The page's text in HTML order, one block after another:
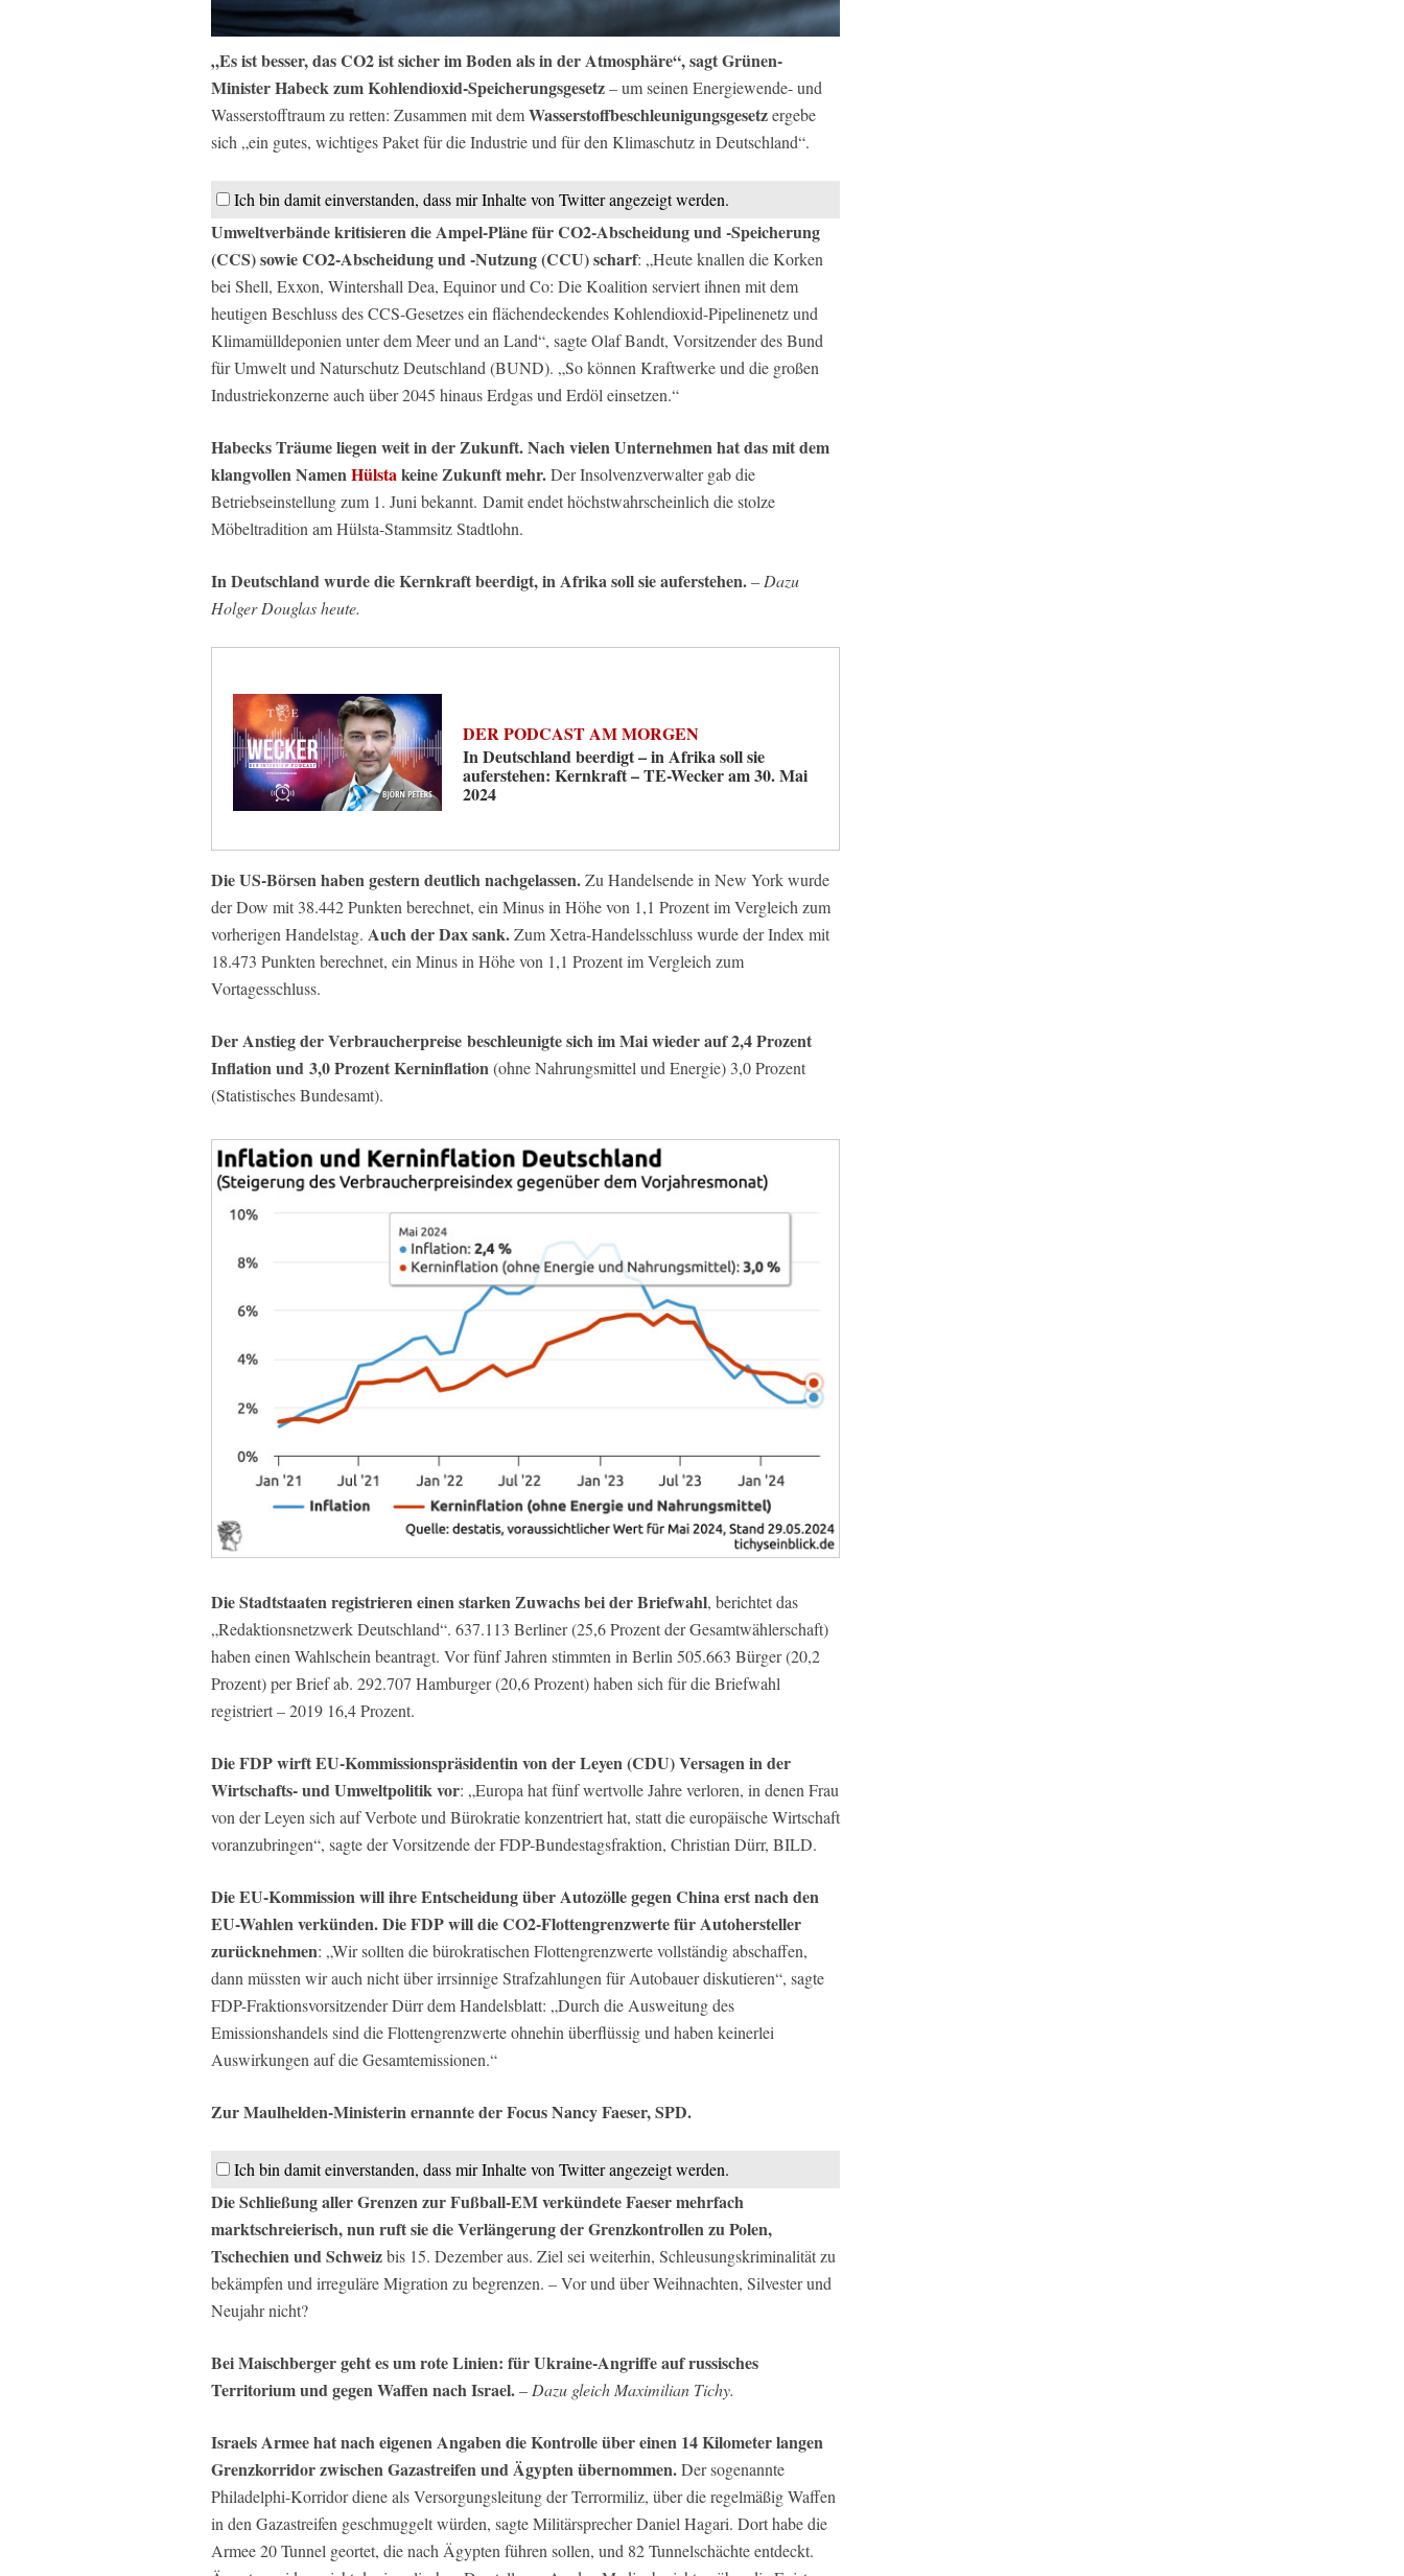
„Es ist besser, das CO2 ist sicher im Boden als in der Atmosphäre“, sagt Grünen-
Minister Habeck zum Kohlendioxid-Speicherungsgesetz– um seinen Energiewende- und
Wasserstofftraum zu retten: Zusammen mit demWasserstoffbeschleunigungsgesetzergebe
sich „ein gutes, wichtiges Paket für die Industrie und für den Klimaschutz in Deutschland“.
Ich bin damit einverstanden, dass mir Inhalte von Twitter angezeigt werden.
Umweltverbände kritisieren die Ampel-Pläne für CO2-Abscheidung und -Speicherung
(CCS) sowie CO2-Abscheidung und -Nutzung (CCU) scharf: „Heute knallen die Korken
bei Shell, Exxon, Wintershall Dea, Equinor und Co: Die Koalition serviert ihnen mit dem
heutigen Beschluss des CCS-Gesetzes ein flächendeckendes Kohlendioxid-Pipelinenetz und
Klimamülldeponien unter dem Meer und an Land“, sagte Olaf Bandt, Vorsitzender des Bund
für Umwelt und Naturschutz Deutschland (BUND). „So können Kraftwerke und die großen
Industriekonzerne auch über 2045 hinaus Erdgas und Erdöl einsetzen.“
Habecks Träume liegen weit in der Zukunft. Nach vielen Unternehmen hat das mit dem
klangvollen NamenHülstakeine Zukunft mehr.Der Insolvenzverwalter gab die
Betriebseinstellung zum 1. Juni bekannt. Damit endet höchstwahrscheinlich die stolze
Möbeltradition am Hülsta-Stammsitz Stadtlohn.
In Deutschland wurde die Kernkraft beerdigt, in Afrika soll sie auferstehen.– Dazu
Holger Douglas heute.
DER PODCAST AM MORGEN
In Deutschland beerdigt – in Afrika soll sie
auferstehen: Kernkraft – TE-Wecker am 30. Mai
2024
Die US-Börsen haben gestern deutlich nachgelassen.Zu Handelsende in New York wurde
der Dow mit 38.442 Punkten berechnet, ein Minus in Höhe von 1,1 Prozent im Vergleich zum
vorherigen Handelstag. Auch der Dax sank.Zum Xetra-Handelsschluss wurde der Index mit
18.473 Punkten berechnet, ein Minus in Höhe von 1,1 Prozent im Vergleich zum
Vortagesschluss.
Der Anstieg der Verbraucherpreise beschleunigte sich im Mai wieder auf 2,4 Prozent
Inflation und 3,0 Prozent Kerninflation(ohne Nahrungsmittel und Energie) 3,0 Prozent
(Statistisches Bundesamt).
Die Stadtstaaten registrieren einen starken Zuwachs bei der Briefwahl, berichtet das
„Redaktionsnetzwerk Deutschland“. 637.113 Berliner (25,6 Prozent der Gesamtwählerschaft)
haben einen Wahlschein beantragt. Vor fünf Jahren stimmten in Berlin 505.663 Bürger (20,2
Prozent) per Brief ab. 292.707 Hamburger (20,6 Prozent) haben sich für die Briefwahl
registriert – 2019 16,4 Prozent.
Die FDP wirft EU-Kommissionspräsidentin von der Leyen (CDU) Versagen in der
Wirtschafts- und Umweltpolitik vor: „Europa hat fünf wertvolle Jahre verloren, in denen Frau
von der Leyen sich auf Verbote und Bürokratie konzentriert hat, statt die europäische Wirtschaft
voranzubringen“, sagte der Vorsitzende der FDP-Bundestagsfraktion, Christian Dürr, BILD.
Die EU-Kommission will ihre Entscheidung über Autozölle gegen China erst nach den
EU-Wahlen verkünden. Die FDP will die CO2-Flottengrenzwerte für Autohersteller
zurücknehmen: „Wir sollten die bürokratischen Flottengrenzwerte vollständig abschaffen,
dann müssten wir auch nicht über irrsinnige Strafzahlungen für Autobauer diskutieren“, sagte
FDP-Fraktionsvorsitzender Dürr dem Handelsblatt: „Durch die Ausweitung des
Emissionshandels sind die Flottengrenzwerte ohnehin überflüssig und haben keinerlei
Auswirkungen auf die Gesamtemissionen.“
Zur Maulhelden-Ministerin ernannte der Focus Nancy Faeser, SPD.
Ich bin damit einverstanden, dass mir Inhalte von Twitter angezeigt werden.
Die Schließung aller Grenzen zur Fußball-EM verkündete Faeser mehrfach
marktschreierisch, nun ruft sie die Verlängerung der Grenzkontrollen zu Polen,
Tschechien und Schweizbis 15. Dezember aus. Ziel sei weiterhin, Schleusungskriminalität zu
bekämpfen und irreguläre Migration zu begrenzen. – Vor und über Weihnachten, Silvester und
Neujahr nicht?
Bei Maischberger geht es um rote Linien: für Ukraine-Angriffe auf russisches
Territorium und gegen Waffen nach Israel.– Dazu gleich Maximilian Tichy.
Israels Armee hat nach eigenen Angaben die Kontrolle über einen 14 Kilometer langen
Grenzkorridor zwischen Gazastreifen und Ägypten übernommen.Der sogenannte
Philadelphi-Korridor diene als Versorgungsleitung der Terrormiliz, über die regelmäßig Waffen
in den Gazastreifen geschmuggelt würden, sagte Militärsprecher Daniel Hagari. Dort habe die
Armee 20 Tunnel geortet, die nach Ägypten führen sollen, und 82 Tunnelschächte entdeckt.